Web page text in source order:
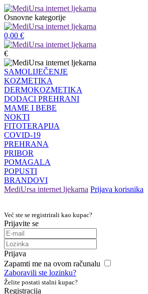
Osnovne kategorije
0,00 €
€
SAMOLIJEČENJE
KOZMETIKA
DERMOKOZMETIKA
DODACI PREHRANI
MAME I BEBE
NOKTI
FITOTERAPIJA
COVID-19
PREHRANA
PRIBOR
POMAGALA
POPUSTI
BRANDOVI
MediUrsa internet ljekarna Prijava korisnika
Već ste se registrirali kao kupac?
Prijavite se
Prijava
Zapamti me na ovom računalu
Zaboravili ste lozinku?
Želite postati stalni kupac?
Registracija